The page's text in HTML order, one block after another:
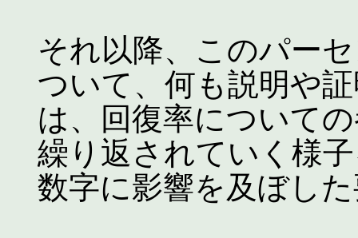
それ以降、このパー
ついて、何も説明や
は、回復率について
繰り返されていく様
数字に影響を及ぼし